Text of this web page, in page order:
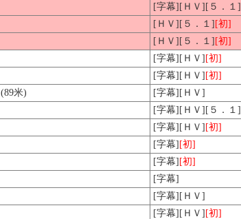
[字幕][ＨＶ][５．１]
[ＨＶ][５．１][初]
[ＨＶ][５．１][初]
[字幕][ＨＶ][初]
[字幕][ＨＶ][初]
米)
[字幕][ＨＶ]
[字幕][ＨＶ][５．１]
[字幕][ＨＶ][初]
[字幕][初]
[字幕][初]
[字幕]
[字幕][ＨＶ]
[字幕][ＨＶ][初]